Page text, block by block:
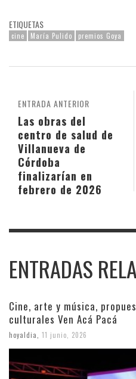
ETIQUETAS
cine María Pulido premios Goya
ENTRADA ANTERIOR
Las obras del
centro de salud de
Villanueva de
Córdoba
finalizarían en
febrero de 2026
ENTRADAS
Cine, arte y música,
culturales Ven Acá Pacá
hoyaldia 11 junio, 2026